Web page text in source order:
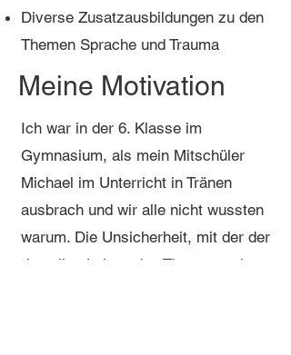
Diverse Zusatzausbildungen zu den
Themen Sprache und Trauma
Meine Motivation
Ich war in der 6. Klasse im
Gymnasium, als mein Mitschüler
Michael im Unterricht in Tränen
ausbrach und wir alle nicht wussten
warum. Die Unsicherheit, mit der der
damalige Lehrer das Thema „mein